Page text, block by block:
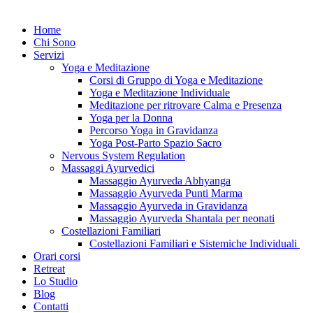
Home
Chi Sono
Servizi
Yoga e Meditazione
Corsi di Gruppo di Yoga e Meditazione
Yoga e Meditazione Individuale
Meditazione per ritrovare Calma e Presenza
Yoga per la Donna
Percorso Yoga in Gravidanza
Yoga Post-Parto Spazio Sacro
Nervous System Regulation
Massaggi Ayurvedici
Massaggio Ayurveda Abhyanga
Massaggio Ayurveda Punti Marma
Massaggio Ayurveda in Gravidanza
Massaggio Ayurveda Shantala per neonati
Costellazioni Familiari
Costellazioni Familiari e Sistemiche Individuali
Orari corsi
Retreat
Lo Studio
Blog
Contatti